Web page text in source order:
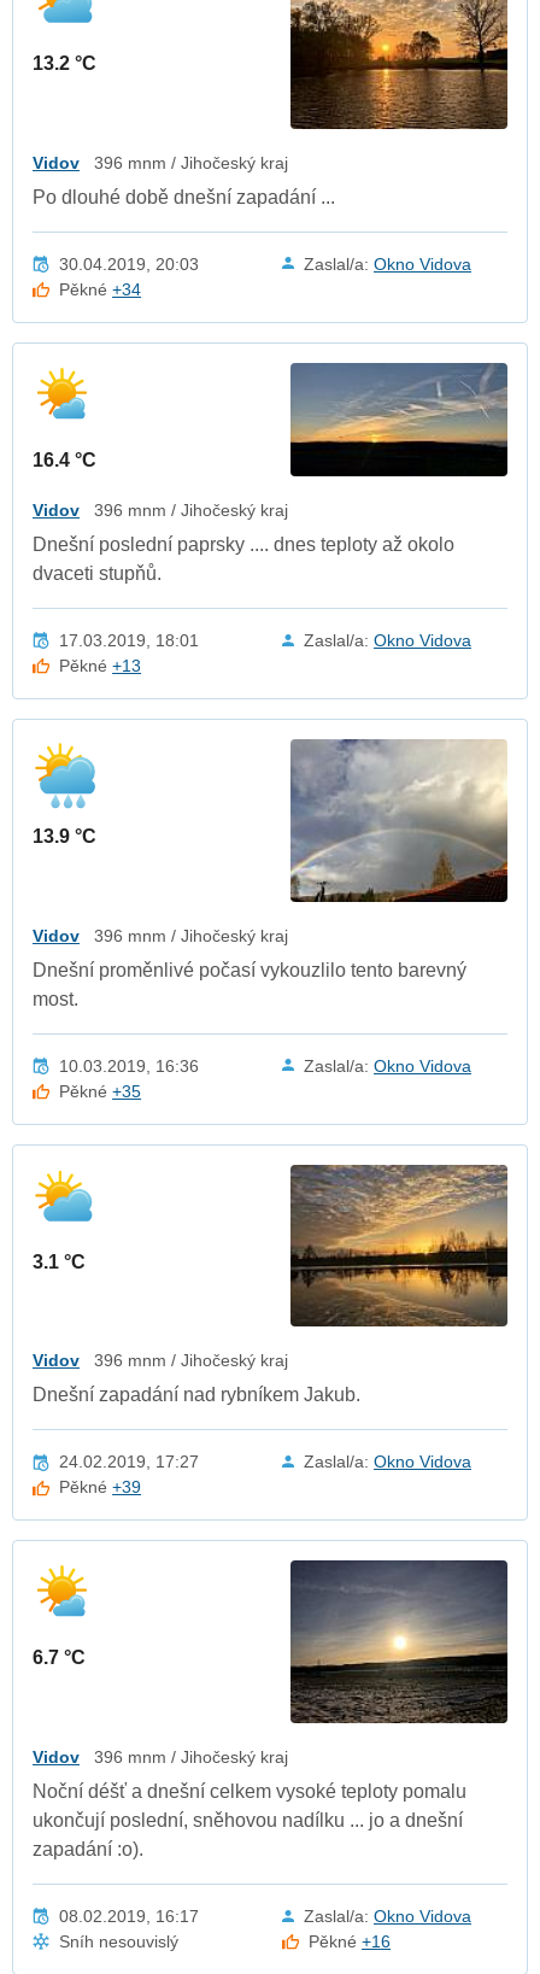
13.2 °C
Vidov 396 mnm / Jihočeský kraj
Po dlouhé době dnešní zapadání ...
30.04.2019, 20:03 Zaslal/a: Okno Vidova
Pěkné+34
16.4 °C
Vidov 396 mnm / Jihočeský kraj
Dnešní poslední paprsky .... dnes teploty až okolo
dvaceti stupňů.
17.03.2019, 18:01 Zaslal/a: Okno Vidova
Pěkné+13
13.9 °C
Vidov 396 mnm / Jihočeský kraj
Dnešní proměnlivé počasí vykouzlilo tento barevný
most.
10.03.2019, 16:36 Zaslal/a: Okno Vidova
Pěkné+35
3.1 °C
Vidov 396 mnm / Jihočeský kraj
Dnešní zapadání nad rybníkem Jakub.
24.02.2019, 17:27 Zaslal/a: Okno Vidova
Pěkné+39
6.7 °C
Vidov 396 mnm / Jihočeský kraj
Noční déšť a dnešní celkem vysoké teploty pomalu
ukončují poslední, sněhovou nadílku ... jo a dnešní
zapadání :o).
08.02.2019, 16:17 Zaslal/a: Okno Vidova
Sníh nesouvislý
Pěkné+16